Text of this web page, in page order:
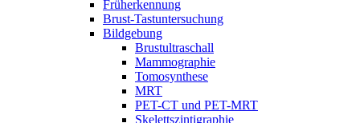
Früherkennung
Brust-Tastuntersuchung
Bildgebung
Brustultraschall
Mammographie
Tomosynthese
MRT
PET-CT und PET-MRT
Skelettszintigraphie